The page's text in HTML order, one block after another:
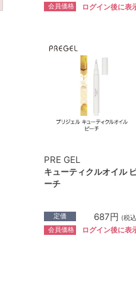
会員価格 ログイン後に表
PRE GEL
キューティクルオイル
ーチ
定価 687円 (税
会員価格 ログイン後に表